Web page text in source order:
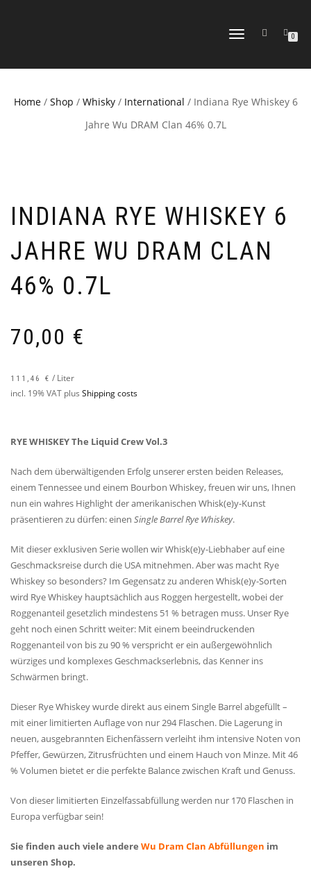
TOGGLE
0
Home/ Shop / Whisky/ International / Indiana Rye Whiskey 6
Jahre Wu DRAM Clan 46% 0.7L
INDIANA RYE WHISKEY 6
JAHRE WU DRAM CLAN
46% 0.7L
70,00 €
111,46 € / Liter
incl. 19% VAT plus Shipping costs
RYE WHISKEY The Liquid Crew Vol.3
Nach dem überwältigenden Erfolg unserer ersten beiden Releases,
einem Tennessee und einem Bourbon Whiskey, freuen wir uns, Ihnen
nun ein wahres Highlight der amerikanischen Whisk(e)y-Kunst
präsentieren zu dürfen: einen Single Barrel Rye Whiskey.
Mit dieser exklusiven Serie wollen wir Whisk(e)y-Liebhaber auf eine
Geschmacksreise durch die USA mitnehmen. Aber was macht Rye
Whiskey so besonders? Im Gegensatz zu anderen Whisk(e)y-Sorten
wird Rye Whiskey hauptsächlich aus Roggen hergestellt, wobei der
Roggenanteil gesetzlich mindestens 51 % betragen muss. Unser Rye
geht noch einen Schritt weiter: Mit einem beeindruckenden
Roggenanteil von bis zu 90 % verspricht er ein außergewöhnlich
würziges und komplexes Geschmackserlebnis, das Kenner ins
Schwärmen bringt.
Dieser Rye Whiskey wurde direkt aus einem Single Barrel abgefüllt –
mit einer limitierten Auflage von nur 294 Flaschen. Die Lagerung in
neuen, ausgebrannten Eichenfässern verleiht ihm intensive Noten von
Pfeffer, Gewürzen, Zitrusfrüchten und einem Hauch von Minze. Mit 46
% Volumen bietet er die perfekte Balance zwischen Kraft und Genuss.
Von dieser limitierten Einzelfassabfüllung werden nur 170 Flaschen in
Europa verfügbar sein!
Sie finden auch viele andere Wu Dram Clan Abfüllungen im
unseren Shop.